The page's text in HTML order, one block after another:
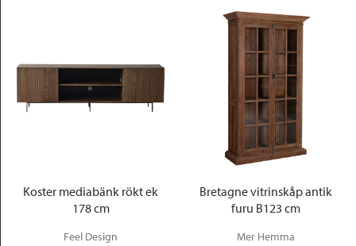
Koster mediabänk rökt ek
178 cm
Feel Design
Bretagne vitrinskåp antik
furu B123 cm
Mer Hemma